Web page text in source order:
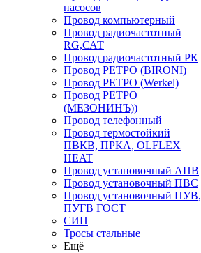
насосов
Провод компьютерный
Провод радиочастотный
RG,САТ
Провод радиочастотный РК
Провод РЕТРО (BIRONI)
Провод РЕТРО (Werkel)
Провод РЕТРО
(МЕЗОНИНЪ))
Провод телефонный
Провод термостойкий
ПВКВ, ПРКА, OLFLEX
HEAT
Провод установочный АПВ
Провод установочный ПВС
Провод установочный ПУВ,
ПУГВ ГОСТ
СИП
Тросы стальные
Ещё